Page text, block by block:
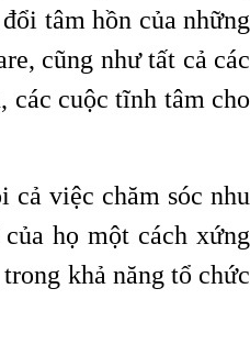
tâm hồn của những
cũng như tất cả các
các cuộc tĩnh tâm cho
cả việc chăm sóc nhu
họ một cách xứng
khả năng tổ chức